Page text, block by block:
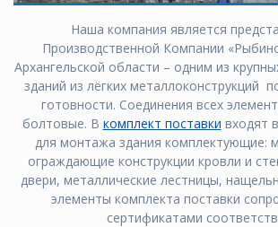
Наша компания является
Производственной Компании
Архангельской области – одним из
зданий из лёгких металлоконструкций
готовности. Соединения всех
болтовые. В комплект поставки входят
для монтажа здания комплектующие:
ограждающие конструкции кровли и
двери, металлические лестницы,
элементы комплекта поставки
сертификатами